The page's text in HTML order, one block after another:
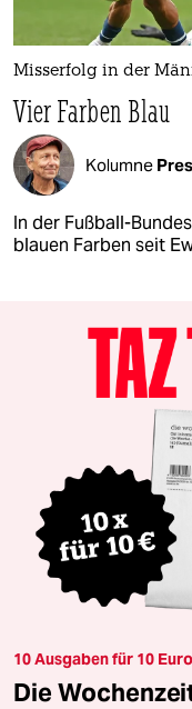
Misserfolg in der
Vier Farben Blau
Kolumne
In der Fußball-
blauen Farben seit
10 Ausgaben für 10 Euro
Die